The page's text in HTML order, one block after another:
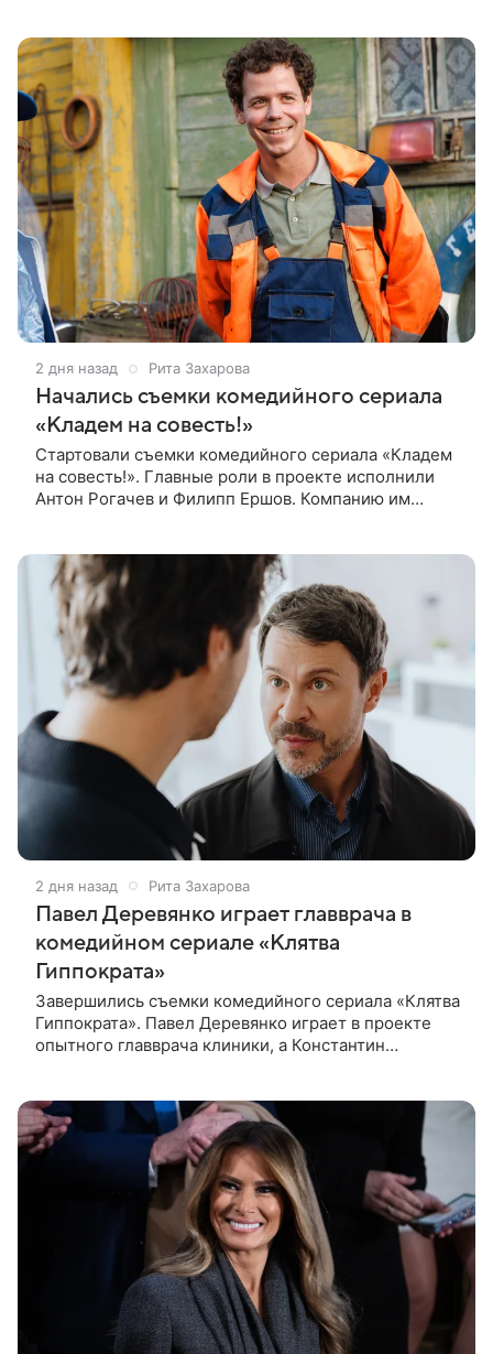
2 дня назад Рита Захарова
Начались съемки комедийного сериала
«Кладем на совесть!»
Стартовали съемки комедийного сериала «Кладем
на совесть!». Главные роли в проекте исполнили
Антон Рогачев и Филипп Ершов. Компанию им
2 дня назад Рита Захарова
Павел Деревянко играет главврача в
комедийном сериале «Клятва
Гиппократа»
Завершились съемки комедийного сериала «Клятва
Гиппократа». Павел Деревянко играет в проекте
опытного главврача клиники, а Константин